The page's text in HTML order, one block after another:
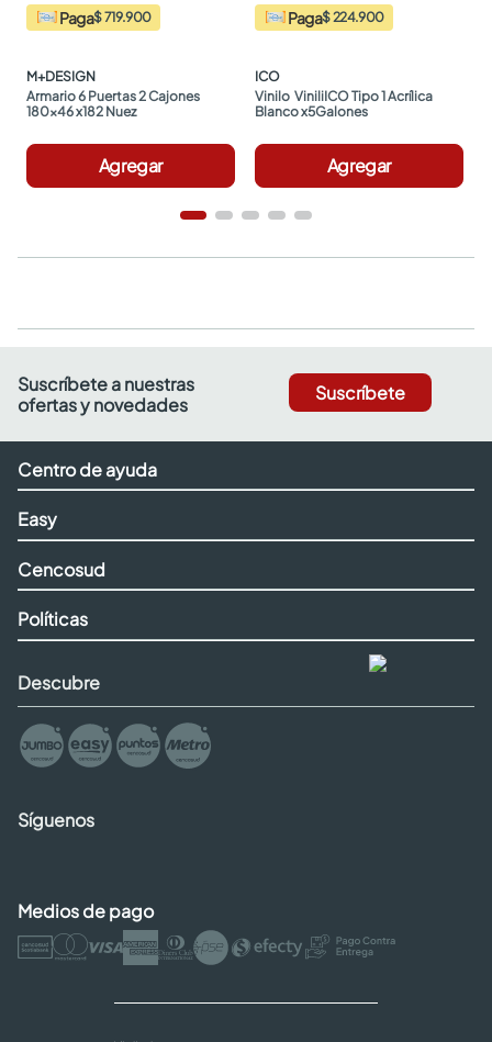
Paga$ 719.900
M+DESIGN
Armario 6 Puertas 2 Cajones
180x46 x182 Nuez
Agregar
Paga$ 224.900
ICO
Vinilo  ViniliICO Tipo 1 Acrílica
Blanco x5Galones
Agregar
Suscríbete a nuestras
ofertas y novedades
Suscríbete
Centro de ayuda
Easy
Cencosud
Políticas
Descubre
Síguenos
Medios de pago